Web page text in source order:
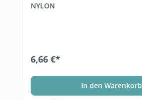
NYLON
6,66 €*
In den Warenkorb